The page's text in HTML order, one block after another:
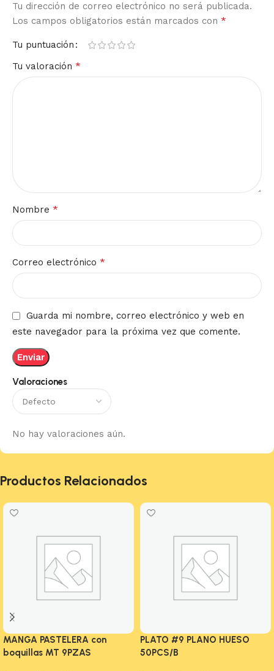
Valoraciones
No hay valoraciones aún.
Tu dirección de correo electrónico no será publicada.
Los campos obligatorios están marcados con *
Tu puntuación
Tu valoración *
Nombre *
Correo electrónico *
Guarda mi nombre, correo electrónico y web en
este navegador para la próxima vez que comente.
Productos Relacionados
MANGA PASTELERA con
boquillas MT 9PZAS
PLATO #9 PLANO HUESO
50PCS/B